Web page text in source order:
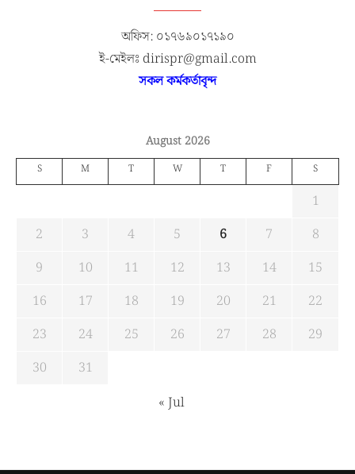
অফিস: ০১৭৬৯০১৭১৯০
ই-মেইলঃ dirispr@gmail.com
সকল কর্মকর্তাবৃন্দ
August 2026
S M T W T F S
1
2
3 4 5 6 7
8
9
10 11 12 13 14
15
16
17 18 19 20 21
22
23
24 25 26 27 28
29
30
31
« Jul